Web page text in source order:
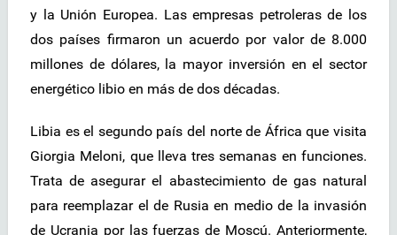
y la Unión Europea. Las empresas petroleras de los
dos países firmaron un acuerdo por valor de 8.000
millones de dólares, la mayor inversión en el sector
energético libio en más de dos décadas.
Libia es el segundo país del norte de África que visita
Giorgia Meloni, que lleva tres semanas en funciones.
Trata de asegurar el abastecimiento de gas natural
para reemplazar el de Rusia en medio de la invasión
de Ucrania por las fuerzas de Moscú. Anteriormente,